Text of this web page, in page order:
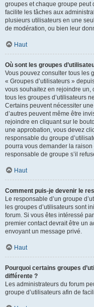
groupes et chaque groupe peut
facilite les tâches aux
plusieurs utilisateurs en une
de modération, ou bien leur
Haut
Où sont les groupes
Vous pouvez consulter tous les
« Groupes d’utilisateurs »
vous souhaitez en rejoindre
tous les groupes d’utilisateurs
Certains peuvent nécessiter
d’autres peuvent même être
rejoindre en cliquant sur le
une approbation, vous devez
responsable du groupe
pourra vous demander la
responsable de groupe s’il
Haut
Comment puis-je devenir le
Le responsable d’un groupe
les groupes d’utilisateurs sont
forum. Si vous êtes intéressé
premier contact devrait être un
envoyant un message privé.
Haut
Pourquoi certains groupes
différente ?
Les administrateurs du forum
groupe d’utilisateurs afin de